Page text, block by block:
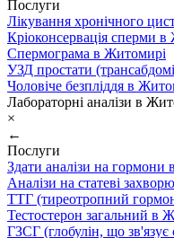
Послуги
Лікування хронічного
Кріоконсервація сперми
Спермограма в Житомирі
УЗД простати
Чоловіче безпліддя в
Лабораторні аналізи в
×
←
Послуги
Здати аналізи на гормони
Аналізи на статеві
ТТГ (тиреотропний
Тестостерон загальний в
ГЗСГ (глобулін, що